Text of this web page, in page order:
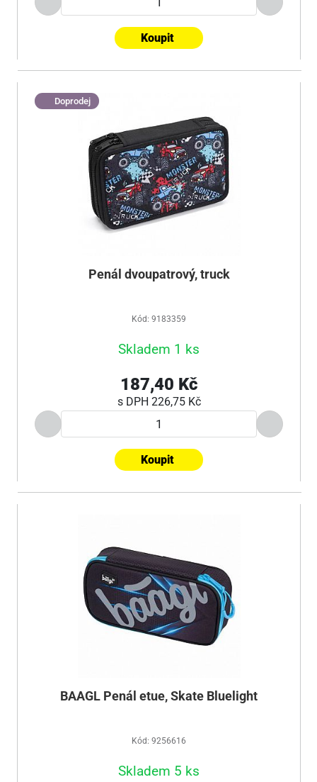
Koupit
Doprodej
Penál dvoupatrový, truck
Kód: 9183359
Skladem 1 ks
187,40 Kč
s DPH 226,75 Kč
Koupit
BAAGL Penál etue, Skate Bluelight
Kód: 9256616
Skladem 5 ks